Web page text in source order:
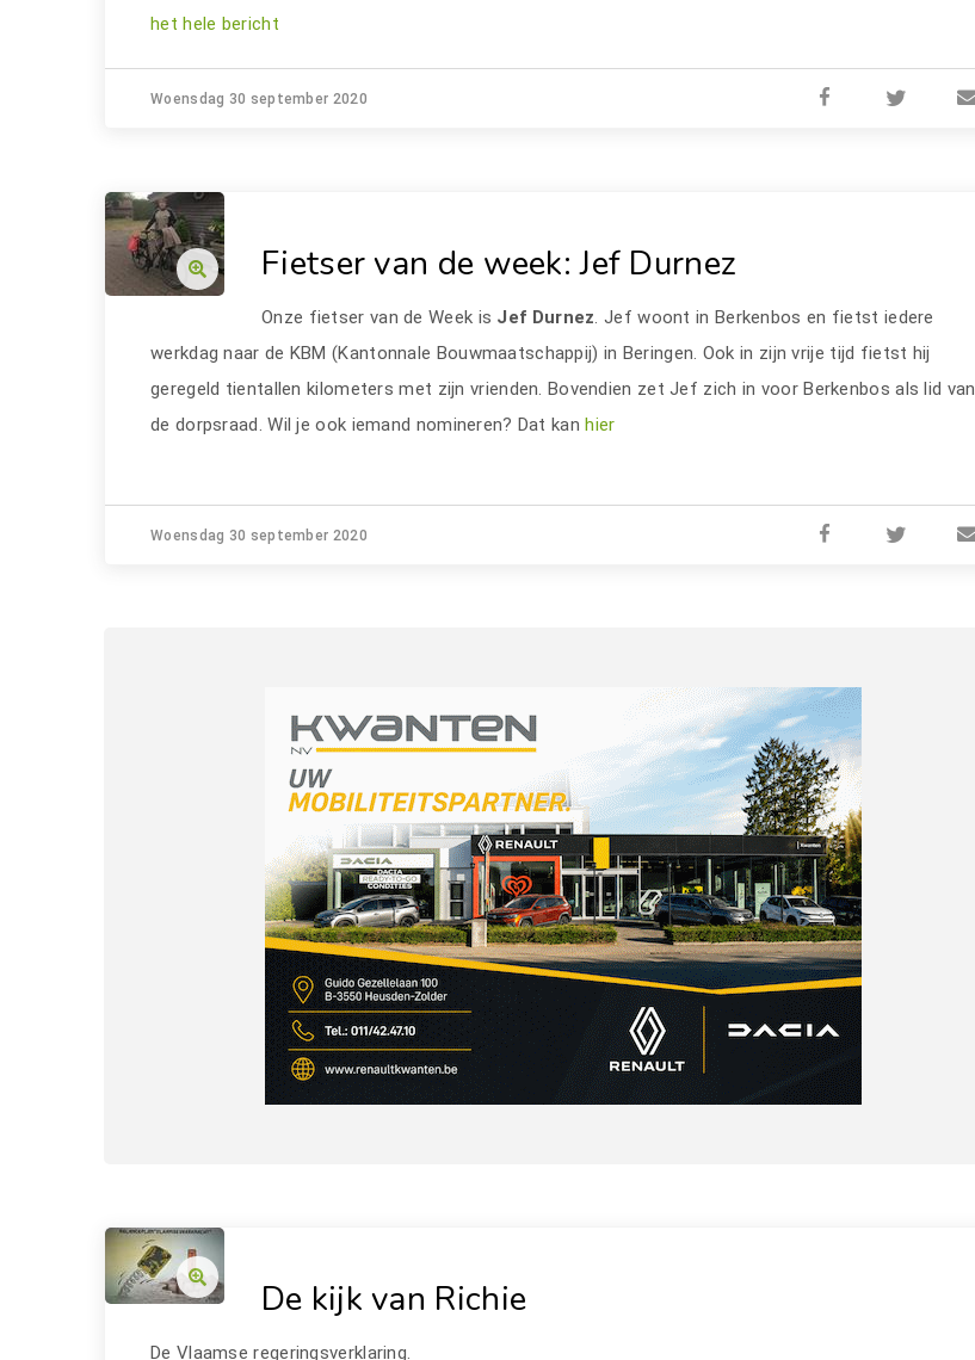
het hele bericht
Woensdag 30 september 2020
Fietser van de week: Jef Durnez
Onze fietser van de Week is Jef Durnez. Jef woont in Berkenbos en fietst iedere
werkdag naar de KBM (Kantonnale Bouwmaatschappij) in Beringen. Ook in zijn vrije tijd fietst hij
geregeld tientallen kilometers met zijn vrienden. Bovendien zet Jef zich in voor Berkenbos als lid van
de dorpsraad. Wil je ook iemand nomineren? Dat kanhier
Woensdag 30 september 2020
De kijk van Richie
De Vlaamse regeringsverklaring.